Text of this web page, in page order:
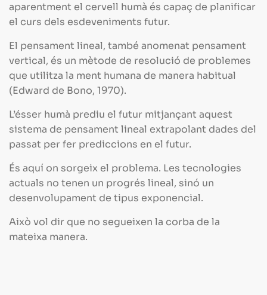
aparentment el cervell humà és capaç de planificar
el curs dels esdeveniments futur.
El pensament lineal, també anomenat pensament
vertical, és un mètode de resolució de problemes
que utilitza la ment humana de manera habitual
(Edward de Bono, 1970).
L’ésser humà prediu el futur mitjançant aquest
sistema de pensament lineal extrapolant dades del
passat per fer prediccions en el futur.
És aquí on sorgeix el problema. Les tecnologies
actuals no tenen un progrés lineal, sinó un
desenvolupament de tipus exponencial.
Això vol dir que no segueixen la corba de la
mateixa manera.